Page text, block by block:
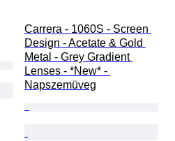
Carrera - 1060S - Screen
Design - Acetate & Gold
Metal - Grey Gradient
Lenses - *New* -
Napszemüveg